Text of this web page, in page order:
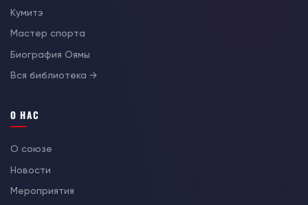
Кумитэ
Мастер спорта
Биография Оямы
Вся библиотека →
О НАС
О союзе
Новости
Мероприятия